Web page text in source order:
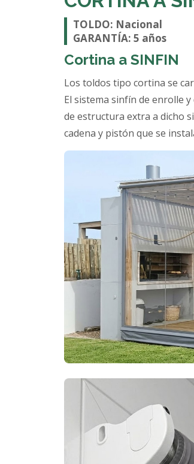
TOLDO: Nacional
GARANTÍA: 5 años
Cortina a SINFIN
Los toldos tipo cortina se
El sistema sinfín de enrolle
de estructura extra a dicho
cadena y pistón que se